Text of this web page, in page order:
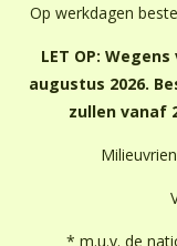
Op werkdagen
LET OP:
augustus 2026.
zullen vanaf
* m.u.v. de